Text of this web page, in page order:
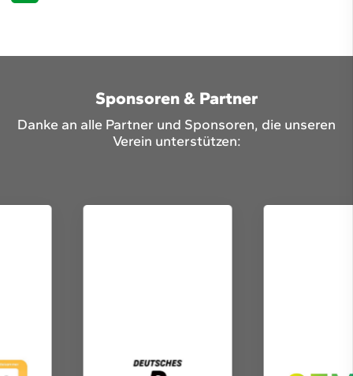
Sponsoren & Partner
Danke an alle Partner und Sponsoren, die unseren
Verein unterstützen: